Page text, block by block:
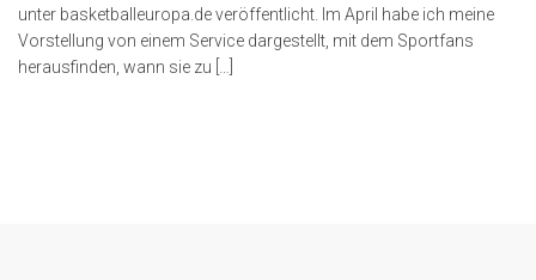
unter basketballeuropa.de veröffentlicht. Im April habe ich meine
Vorstellung von einem Service dargestellt, mit dem Sportfans
herausfinden, wann sie zu […]